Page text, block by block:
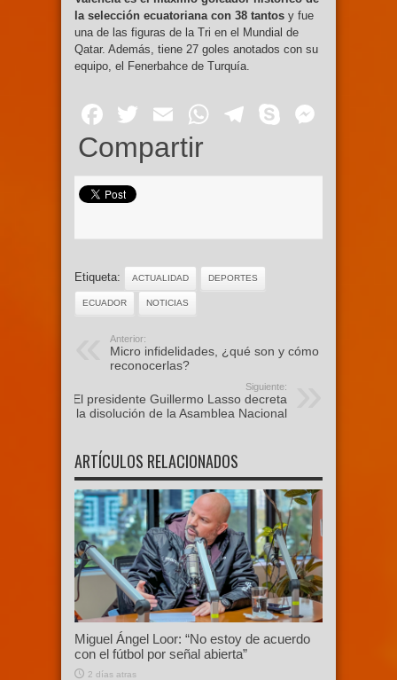
la selección ecuatoriana con 38 tantos y fue
una de las figuras de la Tri en el Mundial de
Qatar. Además, tiene 27 goles anotados con su
equipo, el Fenerbahce de Turquía.
Facebook
Twitter
EmailWhatsApp
Telegram
Skype
Compartir
Etiqueta: ACTUALIDAD DEPORTES
ECUADOR NOTICIAS
Anterior:
Micro infidelidades, ¿qué son y cómo
reconocerlas?
Siguiente:
El presidente Guillermo Lasso decreta
la disolución de la Asamblea Nacional
ARTÍCULOS RELACIONADOS
Miguel Ángel Loor: “No estoy de acuerdo
con el fútbol por señal abierta”
2 días atras